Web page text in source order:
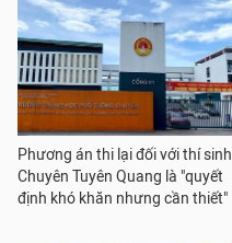
Phương án thi lại đối với thí sinh
Chuyên Tuyên Quang là "quyết
định khó khăn nhưng cần thiết"